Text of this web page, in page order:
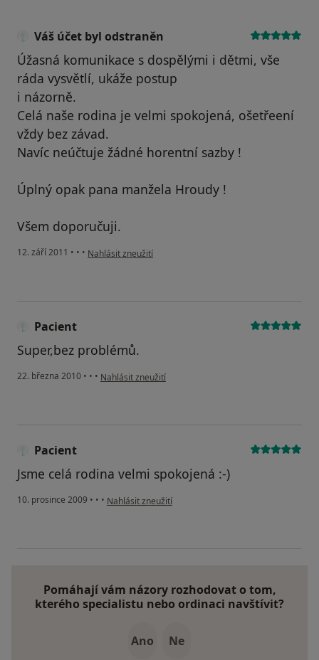
Váš účet byl odstraněn
Úžasná komunikace s dospělými i dětmi, vše
ráda vysvětlí, ukáže postup
i názorně.
Celá naše rodina je velmi spokojená, ošetřeení
vždy bez závad.
Navíc neúčtuje žádné horentní sazby !
Úplný opak pana manžela Hroudy !
Všem doporučuji.
12. září 2011 • • • podle názoru uživatele Váš účet byl odstraněn
Nahlásit zneužití
Pacient
Super,bez problémů.
22. března 2010 • • • podle názoru uživatele Pacient
Nahlásit zneužití
Pacient
Jsme celá rodina velmi spokojená :-)
10. prosince 2009 • • • podle názoru uživatele Pacient
Nahlásit zneužití
Pomáhají vám názory rozhodovat o tom,
kterého specialistu nebo ordinaci navštívit?
Ano Ne